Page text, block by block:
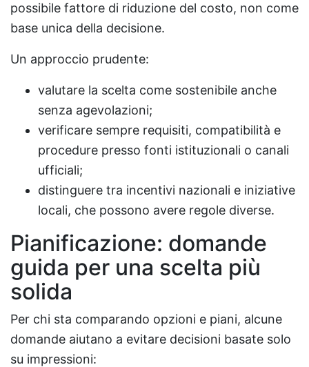
possibile fattore di riduzione del costo, non come
base unica della decisione.
Un approccio prudente:
valutare la scelta come sostenibile anche
senza agevolazioni;
verificare sempre requisiti, compatibilità e
procedure presso fonti istituzionali o canali
ufficiali;
distinguere tra incentivi nazionali e iniziative
locali, che possono avere regole diverse.
Pianificazione: domande
guida per una scelta più
solida
Per chi sta comparando opzioni e piani, alcune
domande aiutano a evitare decisioni basate solo
su impressioni: